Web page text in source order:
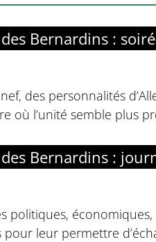
Bernardins :
des personnalités
où l’unité semble plus
Bernardins :
politiques,
leur permettre